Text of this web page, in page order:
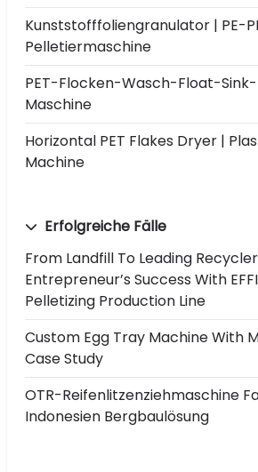
Kunststofffoliengranulator | PE-
Pelletiermaschine
PET-Flocken-Wasch-Float-
Maschine
Horizontal PET Flakes Dryer |
Machine
Erfolgreiche Fälle
From Landfill To Leading
Entrepreneur’s Success With
Pelletizing Production Line
Custom Egg Tray Machine With
Case Study
OTR-Reifenlitzenziehmaschine
Indonesien Bergbaulösung